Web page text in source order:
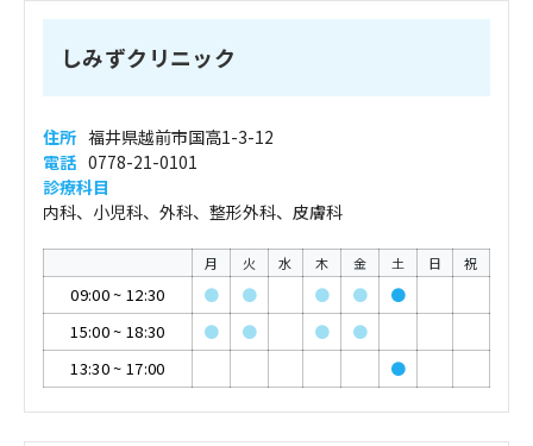
しみずクリニック
住所 福井県越前市国高1-3-12
電話 0778-21-0101
診療科目
内科、小児科、外科、整形外科、皮膚科
月 火 水 木 金 土 日 祝
09:00~ 12:30 ● ● ● ●
●
15:00~ 18:30 ● ● ●
●
13:30~ 17:00 ●